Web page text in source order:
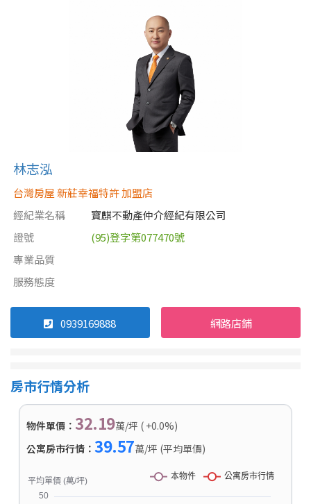
林志泓
台灣房屋 新莊幸福特許 加盟店
經紀業名稱
寶麒不動產仲介經紀有限公司
證號
(95)登字第077470號
專業品質
服務態度
0939169888 網路店鋪
房市行情分析
物件單價： 32.19萬/坪 ( +0.0%)
公寓房市行情： 39.57萬/坪 (平均單價)